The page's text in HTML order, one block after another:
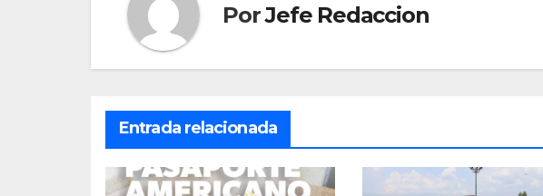
PorJefe Redaccion
Entrada relacionada